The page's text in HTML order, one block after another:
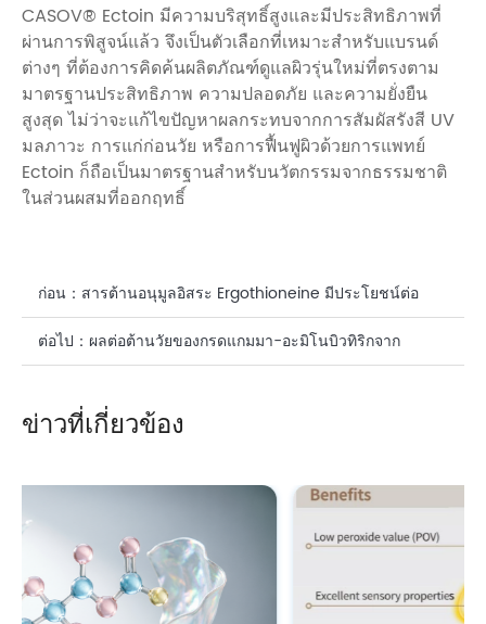
CASOV® Ectoin มีความบริสุทธิ์สูงและมีประสิทธิภาพที่
ผ่านการพิสูจน์แล้ว จึงเป็นตัวเลือกที่เหมาะสำหรับแบรนด์
ต่างๆ ที่ต้องการคิดค้นผลิตภัณฑ์ดูแลผิวรุ่นใหม่ที่ตรงตาม
มาตรฐานประสิทธิภาพ ความปลอดภัย และความยั่งยืน
สูงสุด ไม่ว่าจะแก้ไขปัญหาผลกระทบจากการสัมผัสรังสี UV
มลภาวะ การแก่ก่อนวัย หรือการฟื้นฟูผิวด้วยการแพทย์
Ectoin ก็ถือเป็นมาตรฐานสำหรับนวัตกรรมจากธรรมชาติ
ในส่วนผสมที่ออกฤทธิ์
ก่อน： สารต้านอนุมูลอิสระ Ergothioneine มีประโยชน์ต่อ
สุขภาพ: มุมมองทางวิทยาศาสตร์เกี่ยวกับโซลูชันชีวภาพของ
ต่อไป： ผลต่อต้านวัยของกรดแกมมา-อะมิโนบิวทิริกจาก
ข่าวที่เกี่ยวข้อง